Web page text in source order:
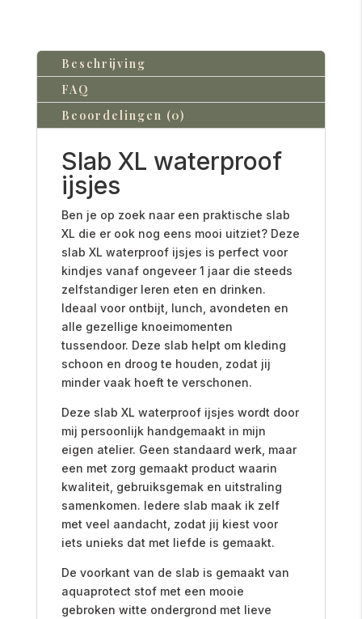
Beschrijving
FAQ
Beoordelingen (0)
Slab XL waterproof
ijsjes
Ben je op zoek naar een praktische slab
XL die er ook nog eens mooi uitziet? Deze
slab XL waterproof ijsjes is perfect voor
kindjes vanaf ongeveer 1 jaar die steeds
zelfstandiger leren eten en drinken.
Ideaal voor ontbijt, lunch, avondeten en
alle gezellige knoeimomenten
tussendoor. Deze slab helpt om kleding
schoon en droog te houden, zodat jij
minder vaak hoeft te verschonen.
Deze slab XL waterproof ijsjes wordt door
mij persoonlijk handgemaakt in mijn
eigen atelier. Geen standaard werk, maar
een met zorg gemaakt product waarin
kwaliteit, gebruiksgemak en uitstraling
samenkomen. Iedere slab maak ik zelf
met veel aandacht, zodat jij kiest voor
iets unieks dat met liefde is gemaakt.
De voorkant van de slab is gemaakt van
aquaprotect stof met een mooie
gebroken witte ondergrond met lieve